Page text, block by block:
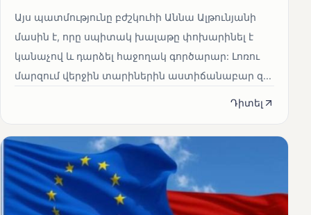
Այս պատմությունը բժշկուհի Աննա Ալթունյանի
մասին է, որը սպիտակ խալաթը փոխարինել է
կանաչով և դարձել հաջողակ գործարար: Լոռու
մարզում վերջին տարիներին աստիճանաբար զ...
Դիտել